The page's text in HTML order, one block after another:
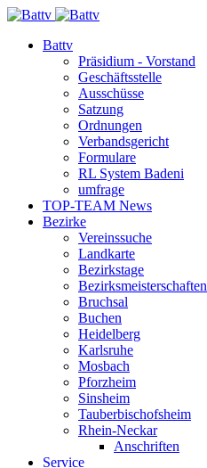
Battv
Präsidium - Vorstand
Geschäftsstelle
Ausschüsse
Satzung
Ordnungen
Verbandsgericht
Formulare
RL System Badeni
umfrage
TOP-TEAM News
Bezirke
Vereinssuche
Landkarte
Bezirkstage
Bezirksmeisterschaften
Bruchsal
Buchen
Heidelberg
Karlsruhe
Mosbach
Pforzheim
Sinsheim
Tauberbischofsheim
Rhein-Neckar
Anschriften
Service